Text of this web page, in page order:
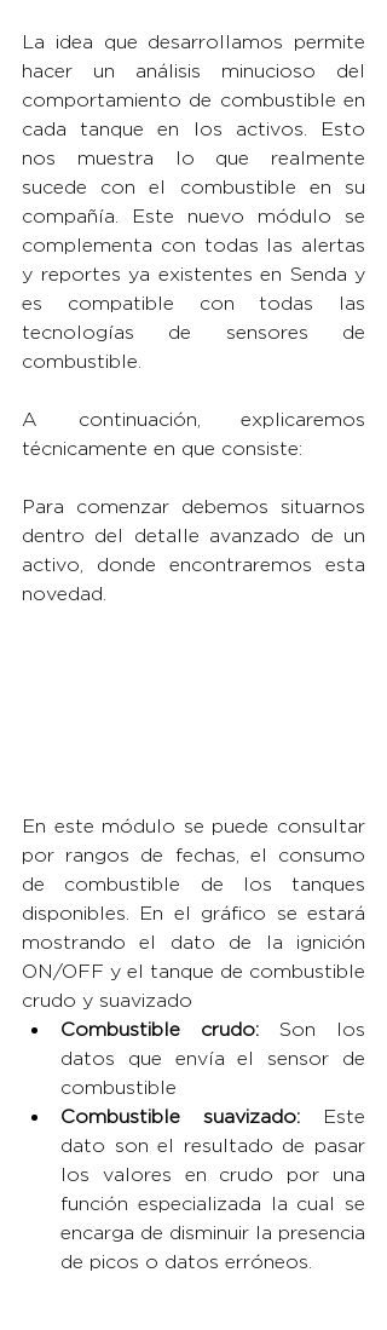
La idea que desarrollamos permite
hacer un análisis minucioso del
comportamiento de combustible en
cada tanque en los activos. Esto
nos muestra lo que realmente
sucede con el combustible en su
compañía. Este nuevo módulo se
complementa con todas las alertas
y reportes ya existentes en Senda y
es compatible con todas las
tecnologías de sensores de
combustible.
A continuación, explicaremos
técnicamente en que consiste:
Para comenzar debemos situarnos
dentro del detalle avanzado de un
activo, donde encontraremos esta
novedad.
En este módulo se puede consultar
por rangos de fechas, el consumo
de combustible de los tanques
disponibles. En el gráfico se estará
mostrando el dato de la ignición
ON/OFF y el tanque de combustible
crudo y suavizado
Combustible crudo: Son los
datos que envía el sensor de
combustible
Combustible suavizado:
Este
dato son el resultado de pasar
los valores en crudo por una
función especializada la cual se
encarga de disminuir la presencia
de picos o datos erróneos.